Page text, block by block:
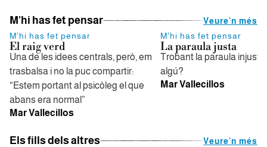
M'hi has fet pensar
Veure'n més
M'hi has fet pensar
El raig verd
Una de les idees centrals, però, em
trasbalsa i no la puc compartir:
“Estem portant al psicòleg el que
abans era normal”
Mar Vallecillos
M'hi has fet pensar
La paraula justa
Trobant la paraula
algú?
Mar Vallecillos
Els fills dels altres
Veure'n més